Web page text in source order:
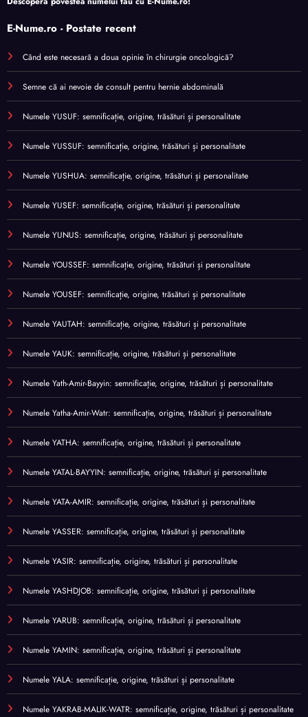
E-Nume.ro - Postate recent
Când este necesară a doua opinie în chirurgie oncologică?
Semne că ai nevoie de consult pentru hernie abdominală
Numele YUSUF: semnificație, origine, trăsături și personalitate
Numele YUSSUF: semnificație, origine, trăsături și personalitate
Numele YUSHUA: semnificație, origine, trăsături și personalitate
Numele YUSEF: semnificație, origine, trăsături și personalitate
Numele YUNUS: semnificație, origine, trăsături și personalitate
Numele YOUSSEF: semnificație, origine, trăsături și personalitate
Numele YOUSEF: semnificație, origine, trăsături și personalitate
Numele YAUTAH: semnificație, origine, trăsături și personalitate
Numele YAUK: semnificație, origine, trăsături și personalitate
Numele Yath-Amir-Bayyin: semnificație, origine, trăsături și personalitate
Numele Yatha-Amir-Watr: semnificație, origine, trăsături și personalitate
Numele YATHA: semnificație, origine, trăsături și personalitate
Numele YATAL-BAYYIN: semnificație, origine, trăsături și personalitate
Numele YATA-AMIR: semnificație, origine, trăsături și personalitate
Numele YASSER: semnificație, origine, trăsături și personalitate
Numele YASIR: semnificație, origine, trăsături și personalitate
Numele YASHDJOB: semnificație, origine, trăsături și personalitate
Numele YARUB: semnificație, origine, trăsături și personalitate
Numele YAMIN: semnificație, origine, trăsături și personalitate
Numele YALA: semnificație, origine, trăsături și personalitate
Numele YAKRAB-MALIK-WATR: semnificație, origine, trăsături și personalitate